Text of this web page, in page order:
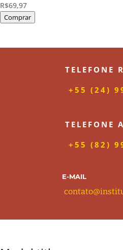
R$69,97
Comprar
TELEFONE
+55 (24)
TELEFONE
+55 (82)
E-MAIL